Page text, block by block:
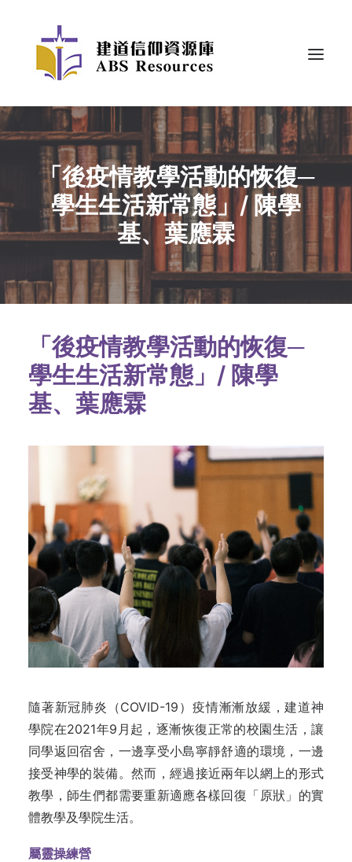
「後疫情教學活動的恢復─
學生生活新常態」/ 陳學
基、葉應霖
「後疫情教學活動的恢復─
學生生活新常態」/ 陳學
基、葉應霖
隨著新冠肺炎（COVID-19）疫情漸漸放緩，建道神
學院在2021年9月起，逐漸恢復正常的校園生活，讓
同學返回宿舍，一邊享受小島寧靜舒適的環境，一邊
接受神學的裝備。然而，經過接近兩年以網上的形式
教學，師生們都需要重新適應各樣回復「原狀」的實
體教學及學院生活。
屬靈操練營